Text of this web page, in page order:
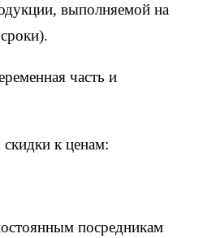
выполняемой на
часть и
к ценам:
посредникам